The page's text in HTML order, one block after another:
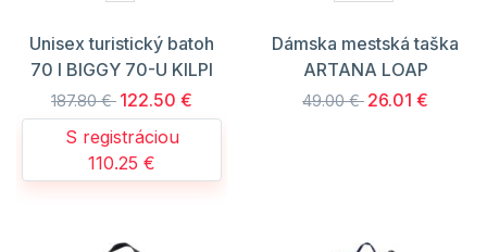
Unisex turistický batoh
70 l BIGGY 70-U KILPI
187.80 € 122.50 €
S registráciou
110.25 €
Dámska mestská taška
ARTANA LOAP
49.00 € 26.01 €